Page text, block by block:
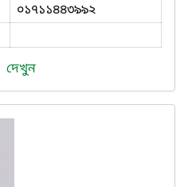
০১৭১১৪৪৩৯৯২
দেখুন